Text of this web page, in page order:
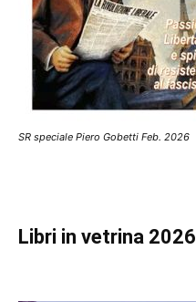
SR speciale Piero Gobetti Feb. 2026
Libri in vetrina 2026